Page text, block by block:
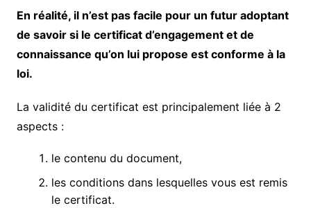
En réalité, il n’est pas facile pour un futur adoptant
de savoir si le certificat d’engagement et de
connaissance qu’on lui propose est conforme à la
loi.
La validité du certificat est principalement liée à 2
aspects :
le contenu du document,
les conditions dans lesquelles vous est remis
le certificat.